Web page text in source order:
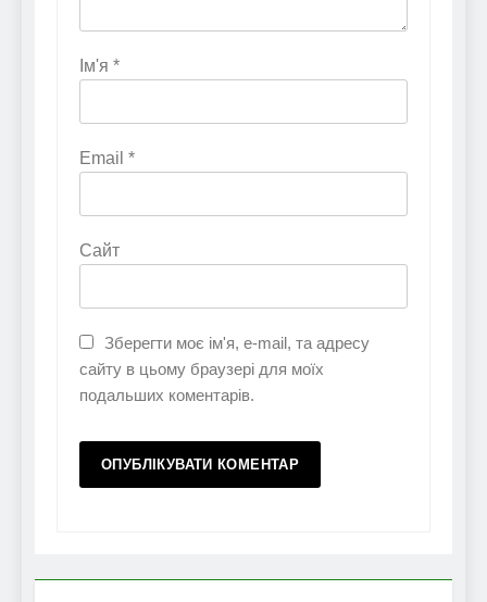
Ім'я *
Email *
Сайт
Зберегти моє ім'я, e-mail, та адресу
сайту в цьому браузері для моїх
подальших коментарів.